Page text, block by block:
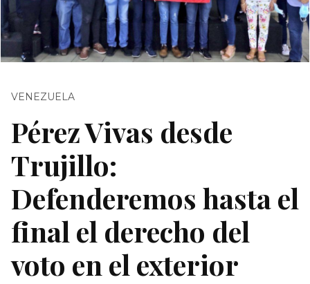
VENEZUELA
Pérez Vivas desde
Trujillo:
Defenderemos hasta el
final el derecho del
voto en el exterior